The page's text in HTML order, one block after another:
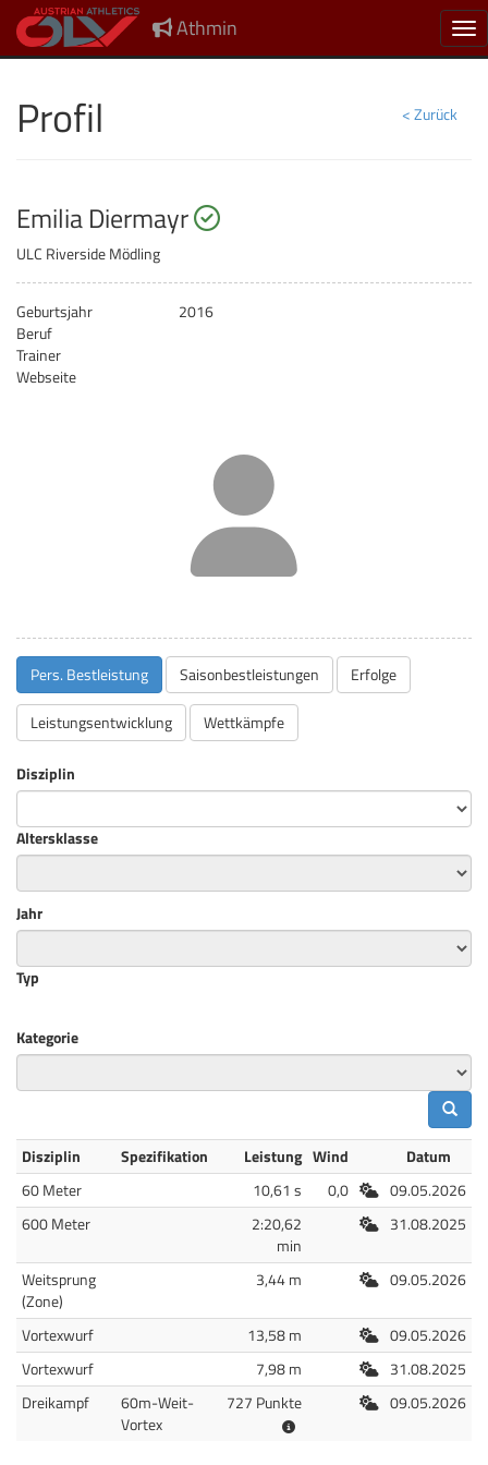
Athmin
< Zurück
Profil
Emilia Diermayr startberechtigt
ULC Riverside Mödling
Geburtsjahr
2016
Beruf
Trainer
Webseite
Pers. Bestleistung Saisonbestleistungen Erfolge
Leistungsentwicklung Wettkämpfe
Disziplin
Altersklasse
Jahr
Typ
Kategorie
Disziplin Spezifikation Leistung Wind
Datum
60 Meter
10,61 s 0,0 Freiluft
09.05.2026
600 Meter
2:20,62
min
Freiluft
31.08.2025
Weitsprung
(Zone)
3,44 m Freiluft
09.05.2026
Vortexwurf 13,58 m Freiluft
09.05.2026
Vortexwurf
7,98 m Freiluft
31.08.2025
Dreikampf
60m-Weit-
Vortex
727 Punkte Freiluft
09.05.2026